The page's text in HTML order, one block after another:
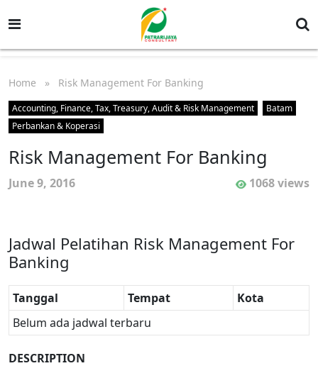
Home » Risk Management For Banking
Accounting, Finance, Tax, Treasury, Audit & Risk Management
Batam
Perbankan & Koperasi
Risk Management For Banking
June 9, 2016 1068 views
Jadwal Pelatihan Risk Management For
Banking
Tanggal Tempat
Kota
Belum ada jadwal terbaru
DESCRIPTION